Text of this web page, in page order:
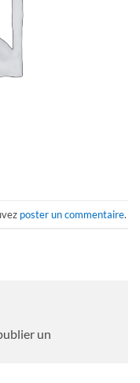
poster un commentaire.
un